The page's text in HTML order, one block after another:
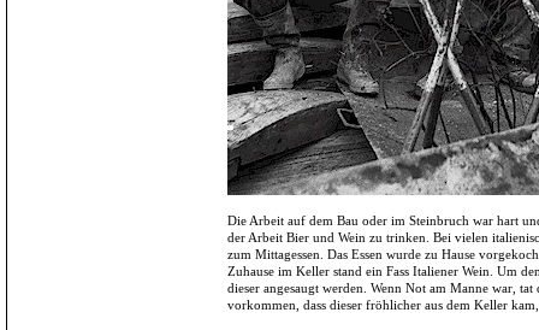
Die Arbeit auf dem Bau oder im Steinbruch war hart
der Arbeit Bier und Wein zu trinken. Bei vielen
zum Mittagessen. Das Essen wurde zu Hause
Zuhause im Keller stand ein Fass Italiener Wein. Um
dieser angesaugt werden. Wenn Not am Manne war,
vorkommen, dass dieser fröhlicher aus dem Keller